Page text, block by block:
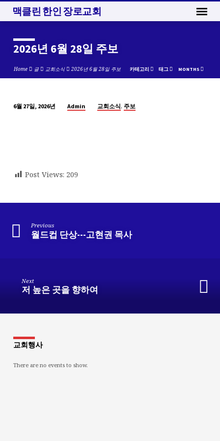
맥클린 한인 장로교회
2026년 6월 28일 주보
Home 글 교회소식 2026년 6월 28일 주보 카테고리 태그 MONTHS
일
보
6월 27일, 2026년 Admin 교회소식, 주보
Post Views: 209
Previous
월드컵 단상---고현권 목사
Next
저 높은 곳을 향하여
교회행사
There are no events to show.